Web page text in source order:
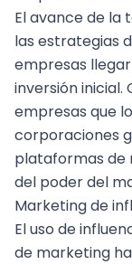
El avance de
las estrategias
empresas
inversión inicial.
empresas que
corporaciones
plataformas de
del poder del
Marketing de
El uso de
de marketing